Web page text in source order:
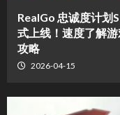
​RealGo 忠诚度计划
式上线！速度了解
攻略
2026-04-15